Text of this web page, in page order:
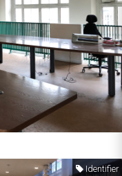
Identifier